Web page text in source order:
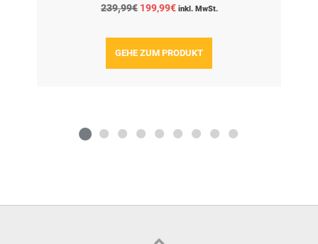
239,99€ Ursprünglicher
239,99€
199,99€Aktueller
199,99€.
inkl. MwSt.
GEHE ZUM PRODUKT